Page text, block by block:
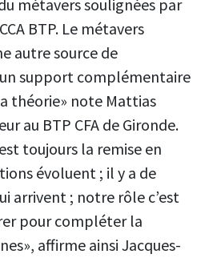
métavers soulignées par
BTP. Le métavers
autre source de
support complémentaire
théorie» note Mattias
au BTP CFA de Gironde.
toujours la remise en
évoluent ; il y a de
arrivent ; notre rôle c’est
pour compléter la
affirme ainsi Jacques-